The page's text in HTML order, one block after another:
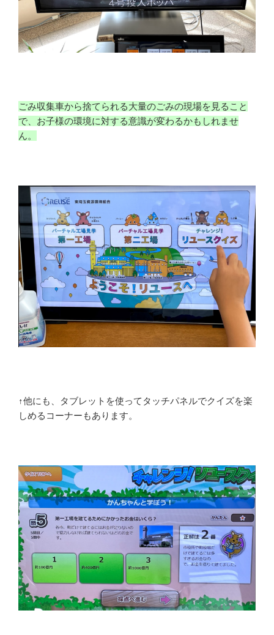
ごみ収集車から捨てられる大量のごみの現場を見ること
で、お子様の環境に対する意識が変わるかもしれませ
ん。
↑他にも、タブレットを使ってタッチパネルでクイズを楽
しめるコーナーもあります。